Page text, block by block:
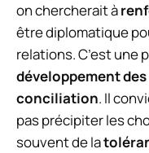
on chercherait à
être diplomatique
relations. C’est une
développement
conciliation. Il
pas précipiter les
souvent de la